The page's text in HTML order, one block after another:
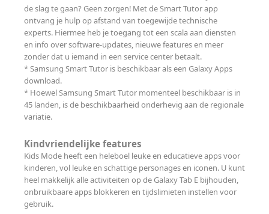
de slag te gaan? Geen zorgen! Met de Smart Tutor app
ontvang je hulp op afstand van toegewijde technische
experts. Hiermee heb je toegang tot een scala aan diensten
en info over software-updates, nieuwe features en meer
zonder dat u iemand in een service center betaalt.
* Samsung Smart Tutor is beschikbaar als een Galaxy Apps
download.
* Hoewel Samsung Smart Tutor momenteel beschikbaar is in
45 landen, is de beschikbaarheid onderhevig aan de regionale
variatie.
Kindvriendelijke features
Kids Mode heeft een heleboel leuke en educatieve apps voor
kinderen, vol leuke en schattige personages en iconen. U kunt
heel makkelijk alle activiteiten op de Galaxy Tab E bijhouden,
onbruikbaare apps blokkeren en tijdslimieten instellen voor
gebruik.